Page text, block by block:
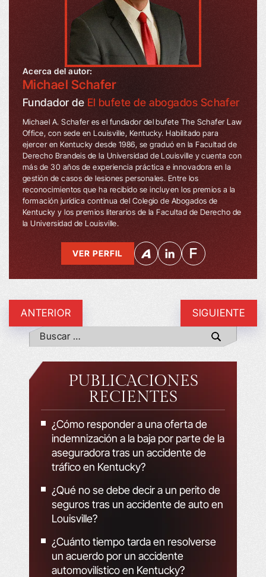
Acerca del autor:
Michael Schafer
Fundador de El bufete de abogados Schafer
Michael A. Schafer es el fundador del bufete The Schafer Law
Office, con sede en Louisville, Kentucky. Habilitado para
ejercer en Kentucky desde 1986, se graduó en la Facultad de
Derecho Brandeis de la Universidad de Louisville y cuenta con
más de 30 años de experiencia práctica e innovadora en la
gestión de casos de lesiones personales. Entre los
reconocimientos que ha recibido se incluyen los premios a la
formación jurídica continua del Colegio de Abogados de
Kentucky y los premios literarios de la Facultad de Derecho de
la Universidad de Louisville.
VER PERFIL
ANTERIOR SIGUIENTE
PUBLICACIONES
RECIENTES
¿Cómo responder a una oferta de
indemnización a la baja por parte de la
aseguradora tras un accidente de
tráfico en Kentucky?
¿Qué no se debe decir a un perito de
seguros tras un accidente de auto en
Louisville?
¿Cuánto tiempo tarda en resolverse
un acuerdo por un accidente
automovilístico en Kentucky?